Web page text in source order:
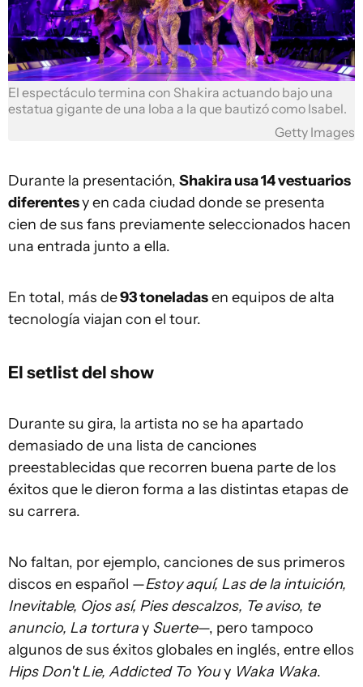
El espectáculo termina con Shakira actuando bajo una
estatua gigante de una loba a la que bautizó como Isabel.
Getty Images
Durante la presentación, Shakira usa 14 vestuarios
diferentesy en cada ciudad donde se presenta
cien de sus fans previamente seleccionados hacen
una entrada junto a ella.
En total, más de93 toneladasen equipos de alta
tecnología viajan con el tour.
El setlist del show
Durante su gira, la artista no se ha apartado
demasiado de una lista de canciones
preestablecidas que recorren buena parte de los
éxitos que le dieron forma a las distintas etapas de
su carrera.
No faltan, por ejemplo, canciones de sus primeros
discos en español —Estoy aquí, Las de la intuición,
Inevitable, Ojos así, Pies descalzos, Te aviso, te
anuncio, La torturay Suerte—, pero tampoco
algunos de sus éxitos globales en inglés, entre ellos
Hips Don't Lie, Addicted To Youy Waka Waka.